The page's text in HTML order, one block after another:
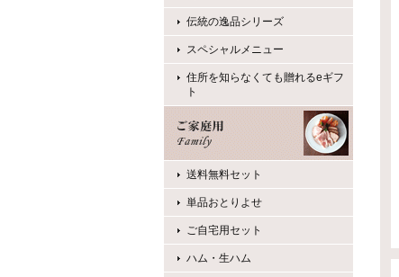
伝統の逸品シリーズ
スペシャルメニュー
住所を知らなくても贈れるeギフ
ト
送料無料セット
単品おとりよせ
ご自宅用セット
ハム・生ハム